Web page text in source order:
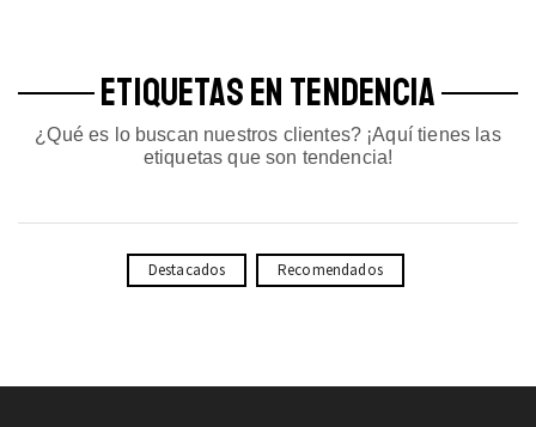
ETIQUETAS EN TENDENCIA
¿Qué es lo buscan nuestros clientes? ¡Aquí tienes las
etiquetas que son tendencia!
Destacados Recomendados